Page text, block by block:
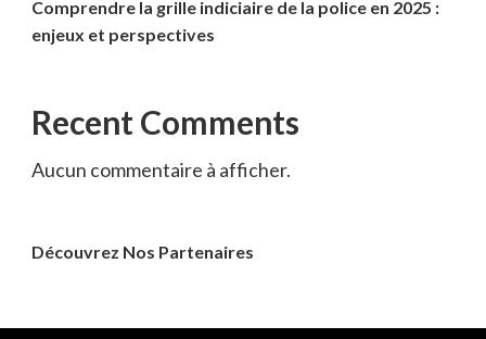
Comprendre la grille indiciaire de la police en 2025 :
enjeux et perspectives
Recent Comments
Aucun commentaire à afficher.
Découvrez Nos Partenaires